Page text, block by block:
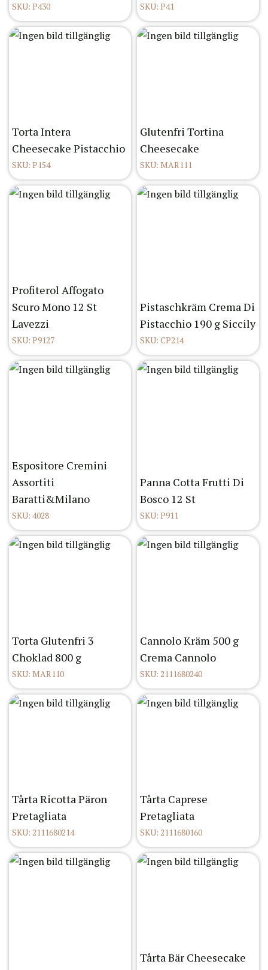
SKU: P430 SKU: P41
Torta Intera
Cheesecake Pistacchio
SKU: P154
Glutenfri Tortina
Cheesecake
SKU: MAR111
Profiterol Affogato
Scuro Mono 12 St
Lavezzi
SKU: P9127
Pistaschkräm Crema Di
Pistacchio 190 g Siccily
SKU: CP214
Espositore Cremini
Assortiti
Baratti&Milano
SKU: 4028
Panna Cotta Frutti Di
Bosco 12 St
SKU: P911
Torta Glutenfri 3
Choklad 800 g
SKU: MAR110
Cannolo Kräm 500 g
Crema Cannolo
SKU: 2111680240
Tårta Ricotta Päron
Pretagliata
SKU: 2111680214
Tårta Caprese
Pretagliata
SKU: 2111680160
Tårta Bär Cheesecake